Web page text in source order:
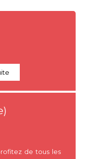
de tous les